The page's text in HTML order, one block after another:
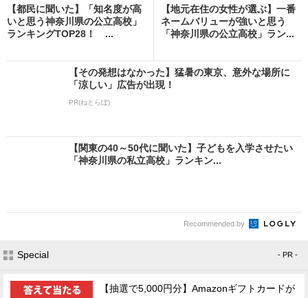
【都民に聞いた】「知名度が高
いと思う神奈川県の公立高校」
ランキングTOP28！ ...
【地元在住の女性が選ぶ】一番
ネームバリューが強いと思う
「神奈川県の公立高校」ラン...
【その発想はなかった】猛暑の東京、意外な場所に
「涼しい」広告が出現！
PR(ねとらぼ)
【関東の40～50代に聞いた】子どもを入学させたい
「神奈川県の私立高校」ランキン...
Recommended by
Special - PR -
【抽選で5,000円分】Amazonギフトカードが